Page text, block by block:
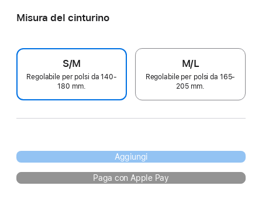
Misura del cinturino
S/M
Regolabile per polsi da 140-
180 mm.
M/L
Regolabile per polsi da 165-
205 mm.
Aggiungi
Paga con Apple Pay